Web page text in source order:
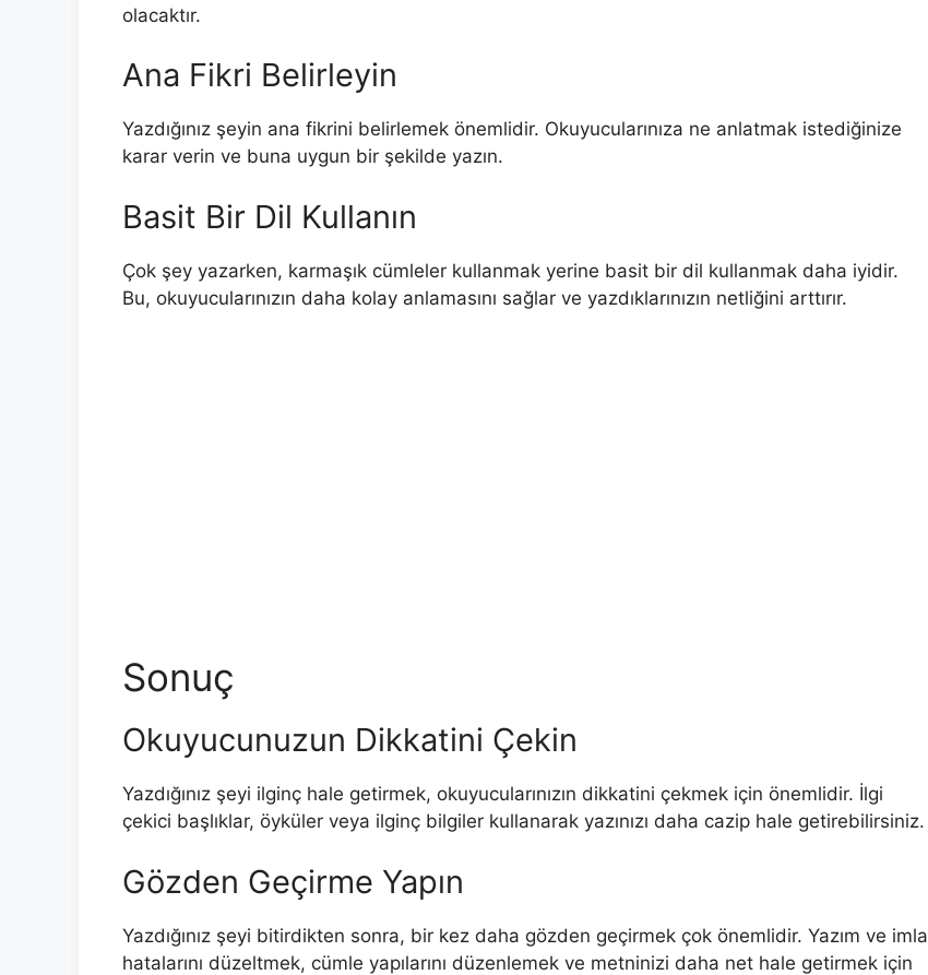
olacaktır.
Ana Fikri Belirleyin
Yazdığınız şeyin ana fikrini belirlemek önemlidir. Okuyucularınıza ne anlatmak istediğinize
karar verin ve buna uygun bir şekilde yazın.
Basit Bir Dil Kullanın
Çok şey yazarken, karmaşık cümleler kullanmak yerine basit bir dil kullanmak daha iyidir.
Bu, okuyucularınızın daha kolay anlamasını sağlar ve yazdıklarınızın netliğini arttırır.
Sonuç
Okuyucunuzun Dikkatini Çekin
Yazdığınız şeyi ilginç hale getirmek, okuyucularınızın dikkatini çekmek için önemlidir. İlgi
çekici başlıklar, öyküler veya ilginç bilgiler kullanarak yazınızı daha cazip hale getirebilirsiniz.
Gözden Geçirme Yapın
Yazdığınız şeyi bitirdikten sonra, bir kez daha gözden geçirmek çok önemlidir. Yazım ve imla
hatalarını düzeltmek, cümle yapılarını düzenlemek ve metninizi daha net hale getirmek için